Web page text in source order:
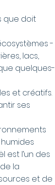
que doit
-
lacs,
quelques-
et créatifs.
ses
est l’un des
la
et de